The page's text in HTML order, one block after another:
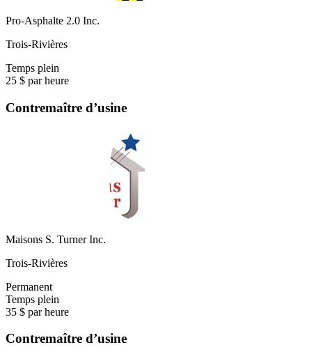
Pro-Asphalte 2.0 Inc.
Trois-Rivières
Temps plein
25 $ par heure
Contremaître d’usine
Maisons S. Turner Inc.
Trois-Rivières
Permanent
Temps plein
35 $ par heure
Contremaître d’usine